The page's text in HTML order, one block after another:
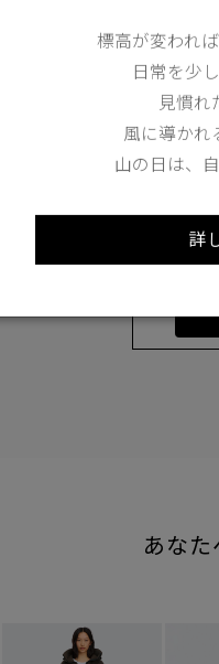
あなた
標高が変われ
日常を少
見慣れ
風に導かれ
山の日は、
詳